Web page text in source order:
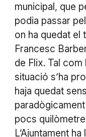
municipal, que
podia passar
on ha quedat el
Francesc
de Flix. Tal
situació s’ha
haja quedat
pocs
L’Ajuntament